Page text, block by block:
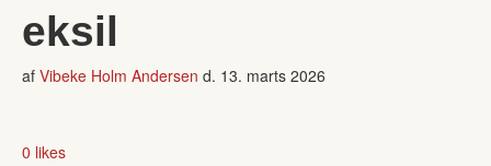
eksil
af Vibeke Holm Andersen d. 13. marts 2026
0 likes